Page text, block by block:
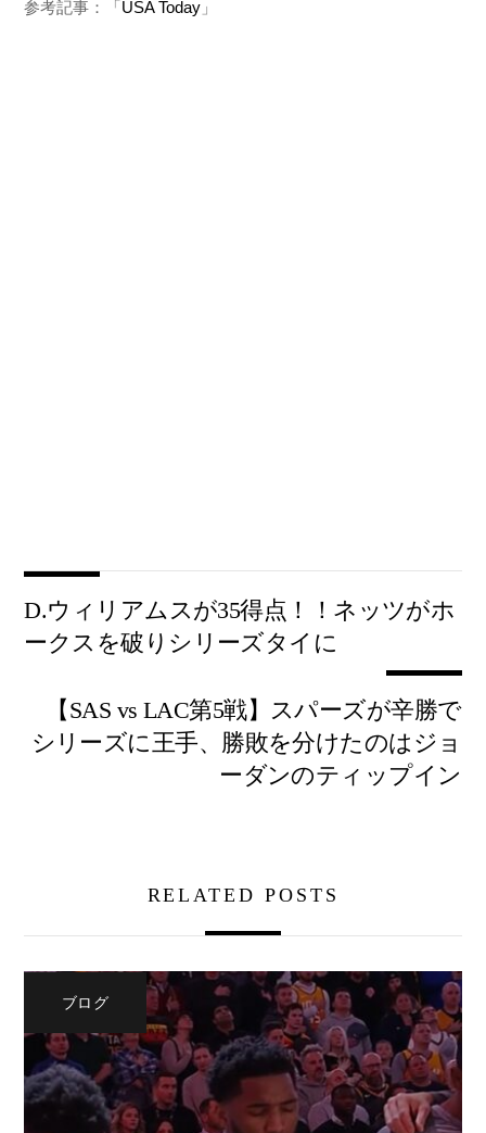
参考記事：「USA Today 」
D.ウィリアムスが35得点！！ネッツがホ
ークスを破りシリーズタイに
【SAS vs LAC第5戦】スパーズが辛勝で
シリーズに王手、勝敗を分けたのはジョ
ーダンのティップイン
RELATED POSTS
ブログ